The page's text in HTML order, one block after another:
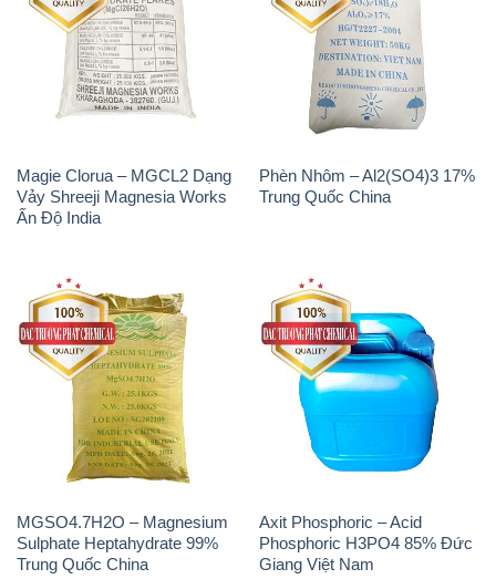
Magie Clorua – MGCL2 Dạng
Vảy Shreeji Magnesia Works
Ấn Độ India
Phèn Nhôm – Al2(SO4)3 17%
Trung Quốc China
MGSO4.7H2O – Magnesium
Sulphate Heptahydrate 99%
Trung Quốc China
Axit Phosphoric – Acid
Phosphoric H3PO4 85% Đức
Giang Việt Nam